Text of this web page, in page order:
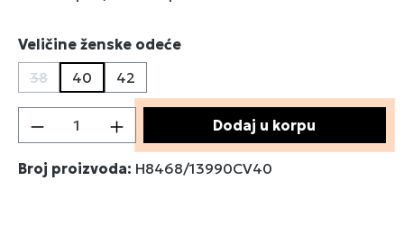
Izaberi
Veličine ženske odeće
38
(Ova opcija trenutno nije dostupna.)
40 42
Količina proizvoda: Unesite željenu
Dodaj u korpu
Broj proizvoda: H8468/13990CV40